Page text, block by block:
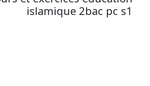
islamique 2bac pc s1